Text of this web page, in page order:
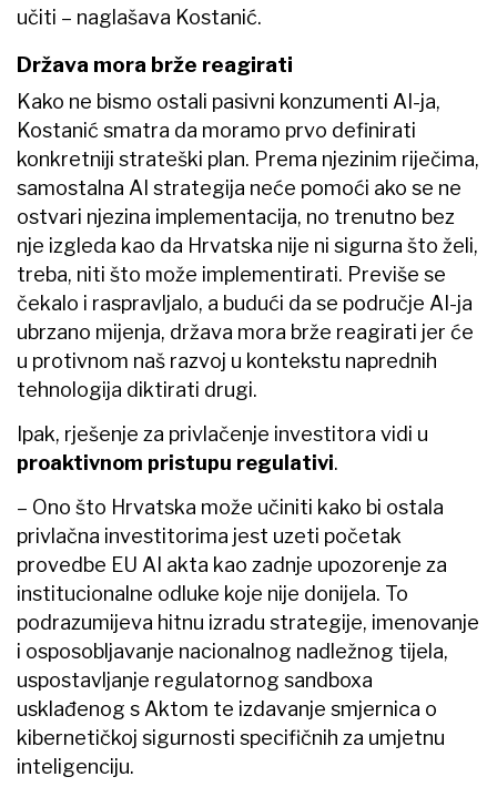
učiti – naglašava Kostanić.
Država mora brže reagirati
Kako ne bismo ostali pasivni konzumenti AI-ja,
Kostanić smatra da moramo prvo definirati
konkretniji strateški plan. Prema njezinim riječima,
samostalna AI strategija neće pomoći ako se ne
ostvari njezina implementacija, no trenutno bez
nje izgleda kao da Hrvatska nije ni sigurna što želi,
treba, niti što može implementirati. Previše se
čekalo i raspravljalo, a budući da se područje AI-ja
ubrzano mijenja, država mora brže reagirati jer će
u protivnom naš razvoj u kontekstu naprednih
tehnologija diktirati drugi.
Ipak, rješenje za privlačenje investitora vidi u
proaktivnom pristupu regulativi.
– Ono što Hrvatska može učiniti kako bi ostala
privlačna investitorima jest uzeti početak
provedbe EU AI akta kao zadnje upozorenje za
institucionalne odluke koje nije donijela. To
podrazumijeva hitnu izradu strategije, imenovanje
i osposobljavanje nacionalnog nadležnog tijela,
uspostavljanje regulatornog sandboxa
usklađenog s Aktom te izdavanje smjernica o
kibernetičkoj sigurnosti specifičnih za umjetnu
inteligenciju.